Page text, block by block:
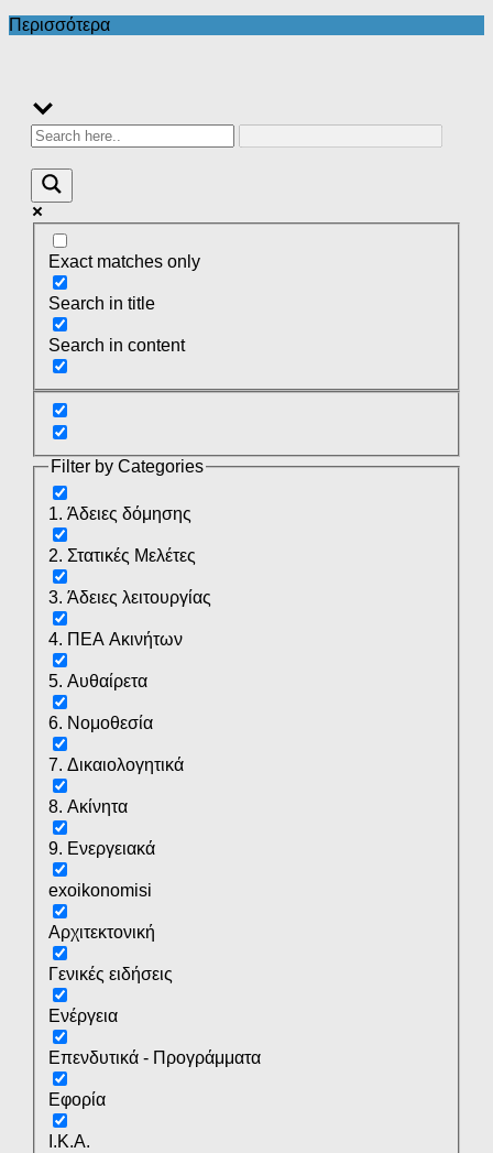
Περισσότερα
Exact matches only
Search in title
Search in content
Filter by Categories
1. Άδειες δόμησης
2. Στατικές Μελέτες
3. Άδειες λειτουργίας
4. ΠΕΑ Ακινήτων
5. Αυθαίρετα
6. Νομοθεσία
7. Δικαιολογητικά
8. Ακίνητα
9. Ενεργειακά
exoikonomisi
Αρχιτεκτονική
Γενικές ειδήσεις
Ενέργεια
Επενδυτικά - Προγράμματα
Εφορία
Ι.Κ.Α.